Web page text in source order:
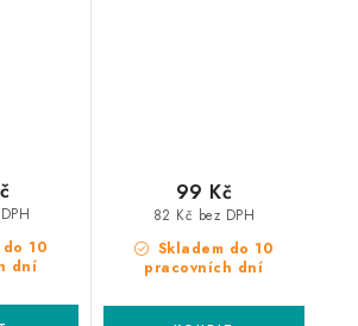
10
dní
Skladem do 10
pracovních dní
82 Kč bez DPH
99 Kč